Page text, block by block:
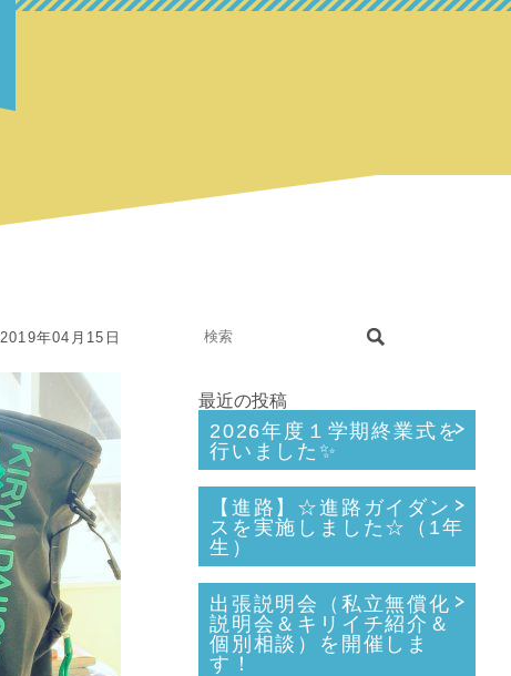
年04月15日
最近の投稿
2026年度１学期終業式を
行いました✨
【進路】☆進路ガイダン
スを実施しました☆（1年
生）
出張説明会（私立無償化
説明会＆キリイチ紹介＆
個別相談）を開催しま
す！